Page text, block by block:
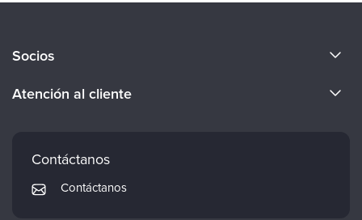
Acerca de nosotros
Empleos
Socios
Evergreen Certifications
Therapist.com
Atención al cliente
Preguntas frecuentes
Mi cuenta
Contáctanos
Contáctanos